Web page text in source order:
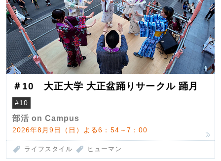
＃10 大正大学 大正盆踊りサークル 踊月
#10
部活 on Campus
2026年8月9日（日）よる6：54～7：00
ライフスタイル ヒューマン